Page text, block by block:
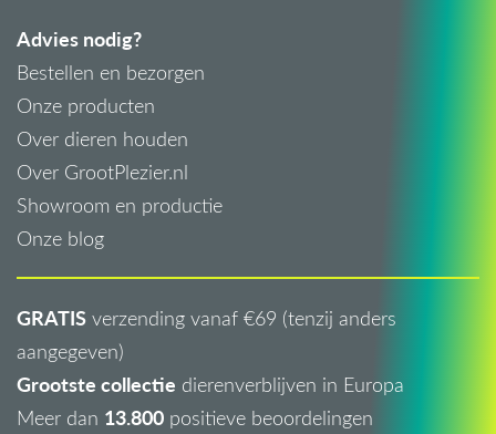
Advies nodig?
Bestellen en bezorgen
Onze producten
Over dieren houden
Over GrootPlezier.nl
Showroom en productie
Onze blog
GRATIS verzending vanaf €69 (tenzij anders
aangegeven)
Grootste collectie dierenverblijven in Europa
Meer dan 13.800 positieve beoordelingen